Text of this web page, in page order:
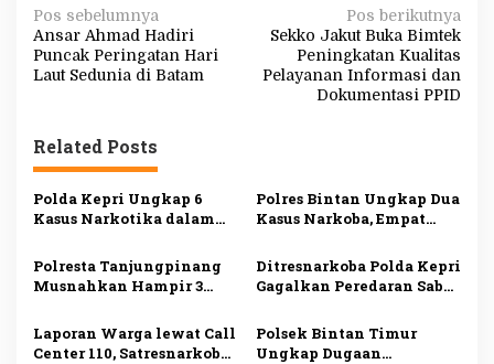
N
a
v
g
a
s
i
p
o
s
Pos sebelumnya
Ansar Ahmad Hadiri
Puncak Peringatan Hari
Laut Sedunia di Batam
Pos berikutnya
Sekko Jakut Buka Bimtek
Peningkatan Kualitas
Pelayanan Informasi dan
Dokumentasi PPID
Related Posts
Polda Kepri Ungkap 6
Kasus Narkotika dalam
Ditangkap
Polres Bintan Ungkap Dua
Kasus Narkoba, Empat
Sabu dan Ekstasi Disita
Polresta Tanjungpinang
Musnahkan Hampir 3
Malaysia, Dua Tersangka
Ditangkap
Ditresnarkoba Polda Kepri
Gagalkan Peredaran Sabu
Ditangkap di Batu Ampar
Laporan Warga lewat Call
Center 110, Satresnarkoba
Polsek Bintan Timur
Ungkap Dugaan